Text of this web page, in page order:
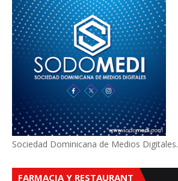
Sociedad Dominicana de Medios Digitales.
FARMACIA Y RESTAURANT